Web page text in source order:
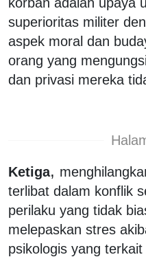
superioritas militer
aspek moral dan
orang yang
dan privasi mereka
Ketiga,
terlibat dalam konflik
perilaku yang tidak
melepaskan stres
psikologis yang